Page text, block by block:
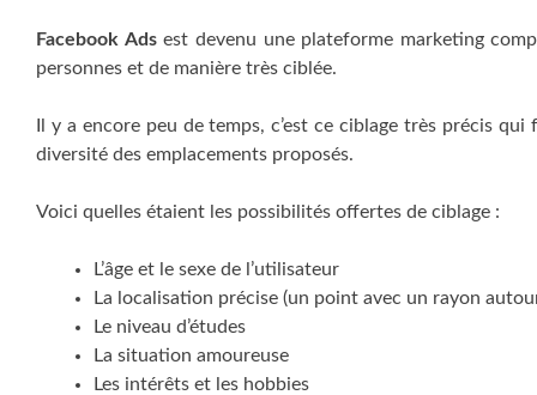
Facebook Adsest devenu une plateforme marketing
personnes et de manière très ciblée.
Il y a encore peu de temps, c’est ce ciblage très précis
diversité des emplacements proposés.
Voici quelles étaient les possibilités offertes de ciblage :
L’âge et le sexe de l’utilisateur
La localisation précise (un point avec un rayon
Le niveau d’études
La situation amoureuse
Les intérêts et les hobbies